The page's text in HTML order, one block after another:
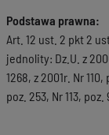
Podstawa prawna:
Art. 12 ust. 2 pkt 2
jednolity: Dz.U. z
1268, z 2001r. Nr
poz. 253, Nr 113,